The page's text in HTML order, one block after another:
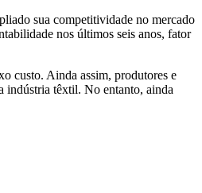
sua competitividade no mercado
nos últimos seis anos, fator
custo. Ainda assim, produtores e
indústria têxtil. No entanto, ainda